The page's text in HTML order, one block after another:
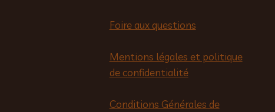
Foire aux questions
Mentions légales et politique
de confidentialité
Conditions Générales de